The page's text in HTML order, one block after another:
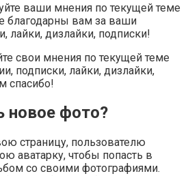
ваши мнения по текущей теме
благодарны вам за ваши
лайки, дизлайки, подписки!
свои мнения по текущей теме
подписки, лайки, дизлайки,
спасибо!
новое фото?
страницу, пользователю
аватарку, чтобы попасть в
со своими фотографиями.